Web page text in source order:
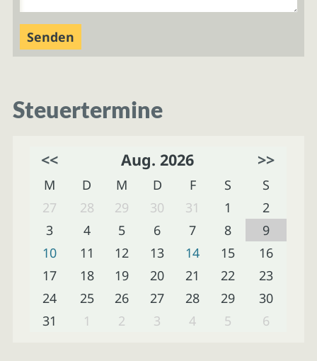
Steuertermine
<< Aug. 2026 >>
M D M D F S
S
27
28 29 30 31 1
2
3
4 5 6 7 8
9
10
11 12 13 14 15
16
17
18 19 20 21 22
23
24
25 26 27 28 29
30
31
1 2 3 4 5 6